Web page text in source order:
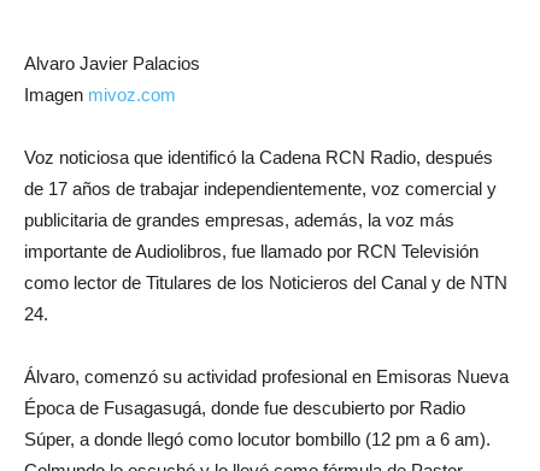
Alvaro Javier Palacios
Imagen mivoz.com
Voz noticiosa que identificó la Cadena RCN Radio, después
de 17 años de trabajar independientemente, voz comercial y
publicitaria de grandes empresas, además, la voz más
importante de Audiolibros, fue llamado por RCN Televisión
como lector de Titulares de los Noticieros del Canal y de NTN
24.
Álvaro, comenzó su actividad profesional en Emisoras Nueva
Época de Fusagasugá, donde fue descubierto por Radio
Súper, a donde llegó como locutor bombillo (12 pm a 6 am).